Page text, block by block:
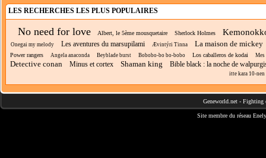
LES RECHERCHES LES PLUS POPULAIRES
No need for love Albert, le 5ème mousquetaire Sherlock Holmes
Onegai my melody Les aventures du marsupilami Ævintýri Tinna La maison de mickey
Power rangers Angela anaconda Beyblade burst Bobobo-bo bo-bobo Los caballeros de kodai Mes
Detective conan Minus et cortex Shaman king Bible black : la noche de
itte kara 10-nen
Geneworld.net - Fighting
Site membre du réseau